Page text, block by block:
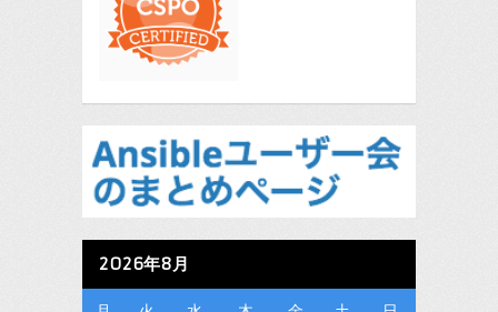
2026年8月